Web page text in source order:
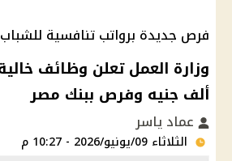
فرص جديدة برواتب تنافسية للشباب
ألف جنيه وفرص ببنك مصر
عماد ياسر
الثلاثاء 09/يونيو/2026 - 10:27 م